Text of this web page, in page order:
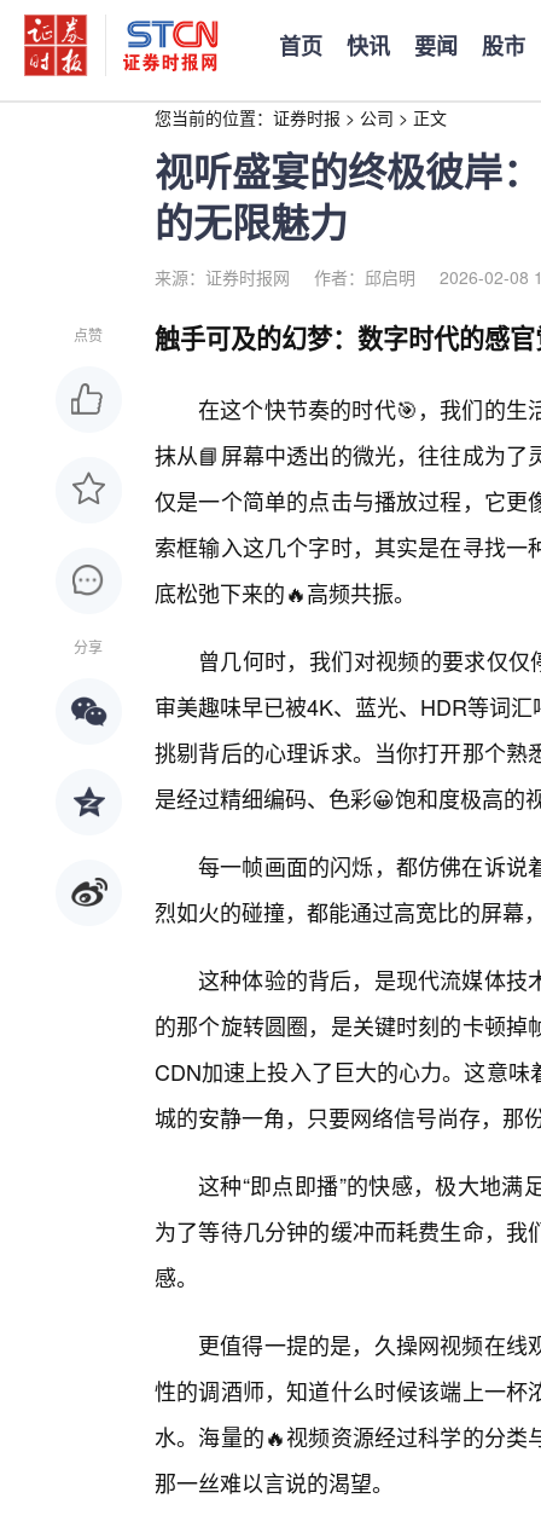
首页 快讯 要闻 股市
您当前的位置： 证券时报 > 公司 > 正文
视听盛宴的终极彼岸
的无限魅力
来源：证券时报网 作者：邱启明 2026-02-08
点赞
分享
触手可及的幻梦：数字时代的感
在这个快节奏的时代🎯，我们的生
抹从📘屏幕中透出的微光，往往成为
仅是一个简单的点击与播放过程，它
索框输入这几个字时，其实是在寻找
底松弛下来的🔥高频共振。
曾几何时，我们对视频的要求仅
审美趣味早已被4K、蓝光、HDR等词
挑剔背后的心理诉求。当你打开那个
是经过精细编码、色彩😀饱和度极高的
每一帧画面的闪烁，都仿佛在诉说
烈如火的碰撞，都能通过高宽比的屏幕
这种体验的背后，是现代流媒体技
的那个旋转圆圈，是关键时刻的卡顿
CDN加速上投入了巨大的心力。这意
城的安静一角，只要网络信号尚存，那
这种“即点即播”的快感，极大地
为了等待几分钟的缓冲而耗费生命，
感。
更值得一提的是，久操网视频在
性的调酒师，知道什么时候该端上一
水。海量的🔥视频资源经过科学的分
那一丝难以言说的渴望。